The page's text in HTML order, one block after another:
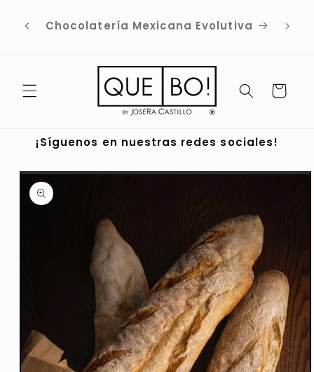
al contenidoPEDIDOS FORANEOS POR WHATSAPP
Carrito
¡Síguenos en nuestras redes sociales!
directamente
información
del producto